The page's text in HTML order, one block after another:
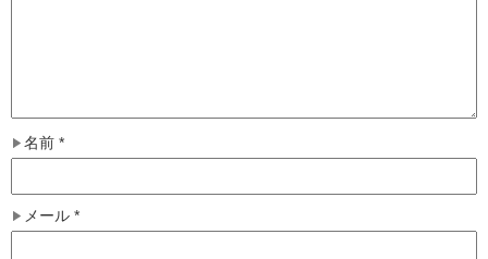
名前 *
メール *